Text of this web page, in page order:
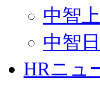
中智
中智
HRニュ